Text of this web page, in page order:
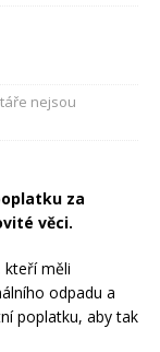
nejsou
za
věci.
kteří měli
odpadu a
poplatku, aby tak